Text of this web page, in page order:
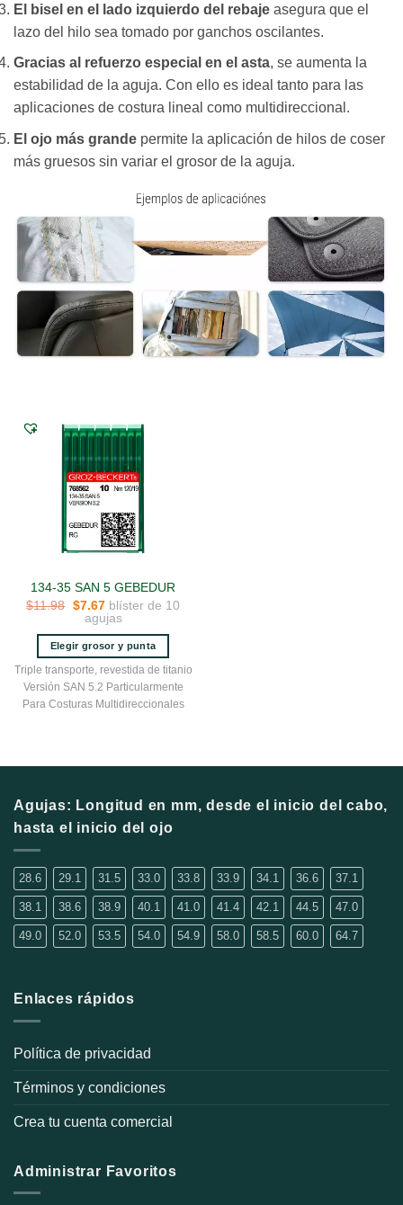
El bisel en el lado izquierdo del rebaje asegura que el
lazo del hilo sea tomado por ganchos oscilantes.
Gracias al refuerzo especial en el asta, se aumenta la
estabilidad de la aguja. Con ello es ideal tanto para las
aplicaciones de costura lineal como multidireccional.
El ojo más grande permite la aplicación de hilos de coser
más gruesos sin variar el grosor de la aguja.
134-35 SAN 5 GEBEDUR
$11.98 El
precio
original
era:
$11.98.
$7.67El
precio
actual
es:
$7.67.
blíster de 10
agujas
Elegir grosor y punta
Este
producto
tiene
elegir
la
página
de
producto
Triple transporte, revestida de titanio
Versión SAN 5.2 Particularmente
Para Costuras Multidireccionales
Agujas: Longitud en mm, desde el inicio del cabo,
hasta el inicio del ojo
28.6 29.1 31.5 33.0 33.8 33.9 34.1 36.6 37.1
38.1 38.6 38.9 40.1 41.0 41.4 42.1 44.5 47.0
49.0 52.0 53.5 54.0 54.9 58.0 58.5 60.0 64.7
Enlaces rápidos
Política de privacidad
Términos y condiciones
Crea tu cuenta comercial
Administrar Favoritos